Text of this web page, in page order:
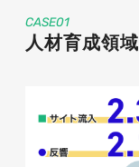
CASE01
人材育成領域